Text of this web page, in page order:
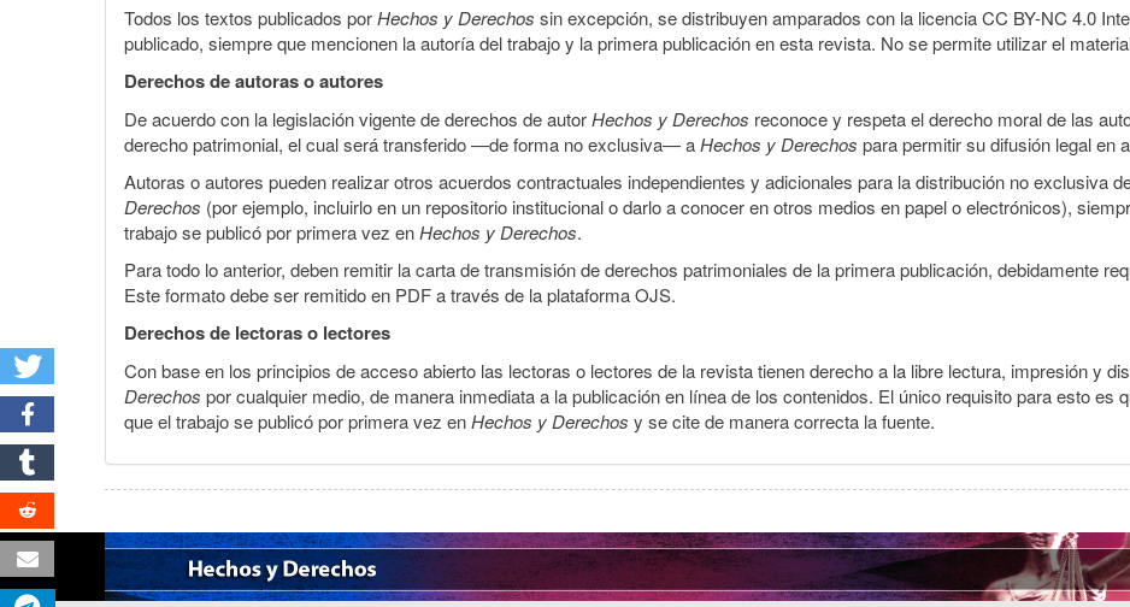
Todos los textos publicados porHechos y Derechos sin excepción, se distribuyen amparados con la licencia CC BY-NC 4.0
publicado, siempre que mencionen la autoría del trabajo y la primera publicación en esta revista. No se permite utilizar el
Derechos de autoras o autores
De acuerdo con la legislación vigente de derechos de autorHechos y Derechos reconoce y respeta el derecho moral de las
derecho patrimonial, el cual será transferido —de forma no exclusiva— aHechos y Derechos para permitir su difusión legal en
Autoras o autores pueden realizar otros acuerdos contractuales independientes y adicionales para la distribución no exclusiva
Derechos (por ejemplo, incluirlo en un repositorio institucional o darlo a conocer en otros medios en papel o electrónicos),
trabajo se publicó por primera vez enHechos y Derechos.
Para todo lo anterior, deben remitir la carta de transmisión de derechos patrimoniales de la primera publicación, debidamente
Este formato debe ser remitido en PDF a través de la plataforma OJS.
Derechos de lectoras o lectores
Con base en los principios de acceso abierto las lectoras o lectores de la revista tienen derecho a la libre lectura, impresión y
Derechos por cualquier medio, de manera inmediata a la publicación en línea de los contenidos. El único requisito para esto es
que el trabajo se publicó por primera vez enHechos y Derechos y se cite de manera correcta la fuente.